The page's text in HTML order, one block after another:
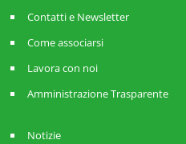
Contatti e Newsletter
Come associarsi
Lavora con noi
Amministrazione Trasparente
Notizie